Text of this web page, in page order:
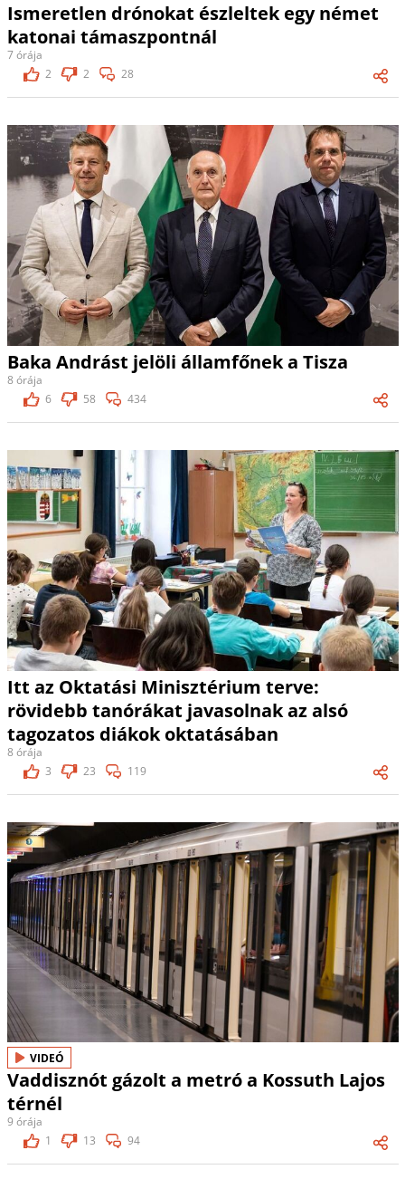
Ismeretlen drónokat észleltek egy német
katonai támaszpontnál
7 órája
2
2 28
Baka Andrást jelöli államfőnek a Tisza
8 órája
6
58 434
Itt az Oktatási Minisztérium terve:
rövidebb tanórákat javasolnak az alsó
tagozatos diákok oktatásában
8 órája
3
23 119
VIDEÓ
Vaddisznót gázolt a metró a Kossuth Lajos
térnél
9 órája
1
13 94